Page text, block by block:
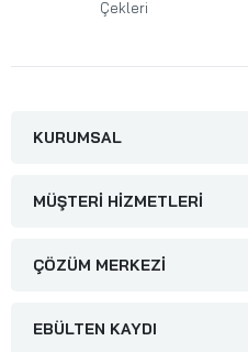
Çekleri
KURUMSAL
MÜŞTERI HIZMETLERI
ÇÖZÜM MERKEZI
EBÜLTEN KAYDI